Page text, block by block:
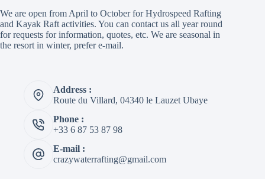
We are open from April to October for Hydrospeed Rafting
and Kayak Raft activities. You can contact us all year round
for requests for information, quotes, etc. We are seasonal in
the resort in winter, prefer e-mail.
Address :
Route du Villard, 04340 le Lauzet Ubaye
Phone :
+33 6 87 53 87 98
E-mail :
crazywaterrafting@gmail.com